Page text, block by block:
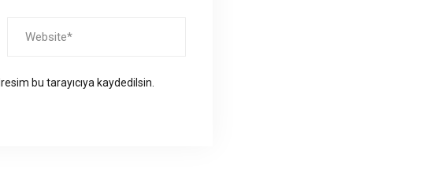
bu tarayıcıya kaydedilsin.